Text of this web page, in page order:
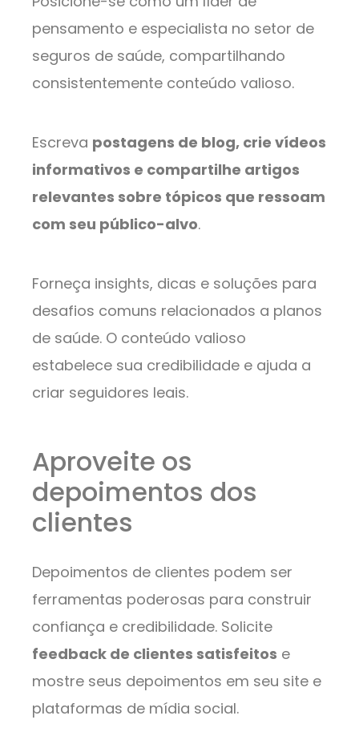
pensamento e especialista no setor de
seguros de saúde, compartilhando
consistentemente conteúdo valioso.
Escreva postagens de blog, crie vídeos
informativos e compartilhe artigos
relevantes sobre tópicos que ressoam
com seu público-alvo.
Forneça insights, dicas e soluções para
desafios comuns relacionados a planos
de saúde. O conteúdo valioso
estabelece sua credibilidade e ajuda a
criar seguidores leais.
Aproveite os
depoimentos dos
clientes
Depoimentos de clientes podem ser
ferramentas poderosas para construir
confiança e credibilidade. Solicite
feedback de clientes satisfeitos e
mostre seus depoimentos em seu site e
plataformas de mídia social.